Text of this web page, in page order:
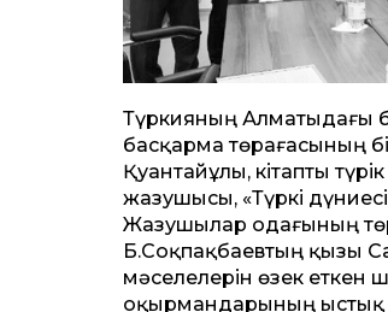
Түркияның Алматыдағы
басқарма төрағасының
Қуантайұлы, кітапты
жазушысы, «Түркі
Жазушылар одағының
Б.Соқпақбаевтың қызы
мәселелерін өзек еткен
оқырмандарының ыстық